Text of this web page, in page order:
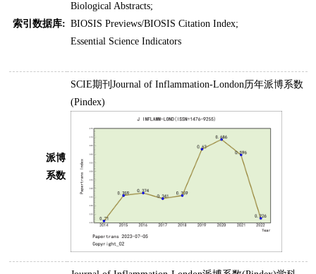
索引数据库:
Biological Abstracts;
BIOSIS Previews/BIOSIS Citation Index;
Essential Science Indicators
派博
系数
SCIE期刊Journal of Inflammation-London历年派博系数
(Pindex)